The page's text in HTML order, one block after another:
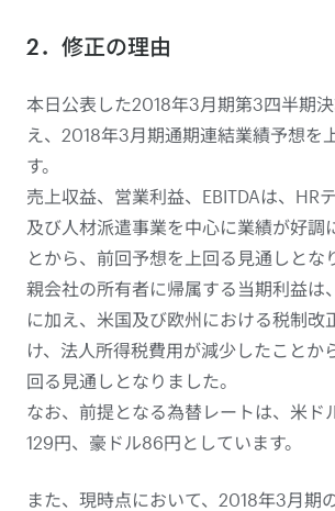
2．修正の理由
本日公表した2018年3月期第3四半期
え、2018年3月期通期連結業績予想を
す。
売上収益、営業利益、EBITDAは、HR
及び人材派遣事業を中心に業績が好調
とから、前回予想を上回る見通しとな
親会社の所有者に帰属する当期利益は
に加え、米国及び欧州における税制改
け、法人所得税費用が減少したことか
回る見通しとなりました。
なお、前提となる為替レートは、米ド
129円、豪ドル86円としています。
また、現時点において、2018年3月期